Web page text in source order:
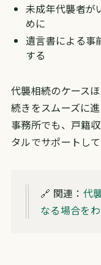
未成年代襲者が
めに
遺言書による事
する
代襲相続のケースほ
続きをスムーズに
事務所でも、戸籍
タルでサポートして
🔗 関連： 代
なる場合を